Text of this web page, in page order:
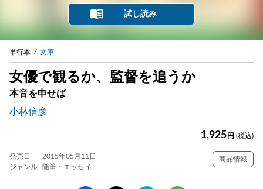
試し読み
単行本 文庫
女優で観るか、監督を追うか
本音を申せば
小林信彦
1,925 円 (税込)
発売日
2015年05月11日
ジャンル
随筆・エッセイ
商品情報